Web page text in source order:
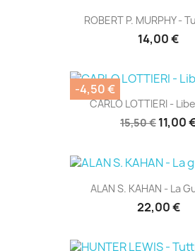
ROBERT P. MURPHY -
14,00 €
CARLO LOTTIERI -
15,50 € 11,00
-4,50 €
ALAN S. KAHAN - La
22,00 €